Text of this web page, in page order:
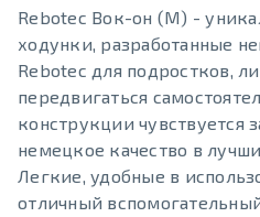
Rebotec Вок-он (M) -
ходунки, разработанные
Rebotec для подростков,
передвигаться
конструкции чувствуется
немецкое качество в
Легкие, удобные в
отличный